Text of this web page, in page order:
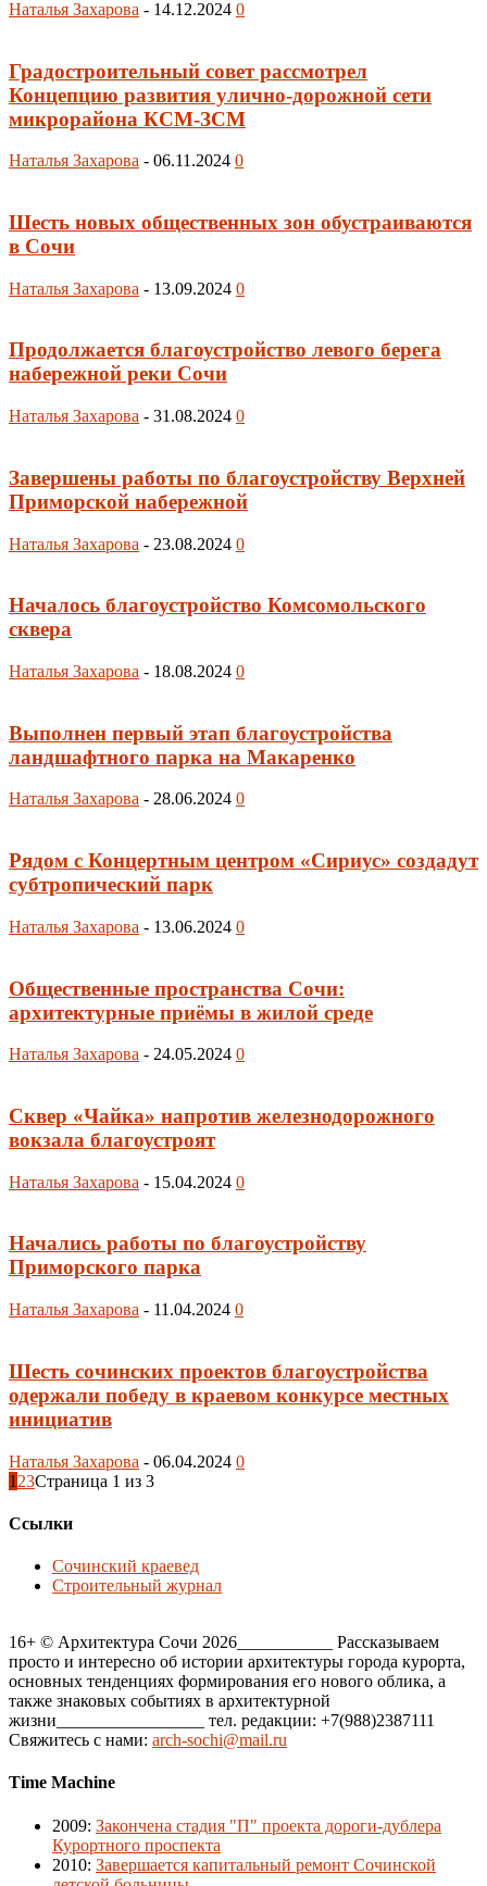
Наталья Захарова - 14.12.2024 0
Градостроительный совет рассмотрел
Концепцию развития улично-дорожной сети
микрорайона КСМ-ЗСМ
Наталья Захарова - 06.11.2024 0
Шесть новых общественных зон обустраиваются
в Сочи
Наталья Захарова - 13.09.2024 0
Продолжается благоустройство левого берега
набережной реки Сочи
Наталья Захарова - 31.08.2024 0
Завершены работы по благоустройству Верхней
Приморской набережной
Наталья Захарова - 23.08.2024 0
Началось благоустройство Комсомольского
сквера
Наталья Захарова - 18.08.2024 0
Выполнен первый этап благоустройства
ландшафтного парка на Макаренко
Наталья Захарова - 28.06.2024 0
Рядом с Концертным центром «Сириус» создадут
субтропический парк
Наталья Захарова - 13.06.2024 0
Общественные пространства Сочи:
архитектурные приёмы в жилой среде
Наталья Захарова - 24.05.2024 0
Сквер «Чайка» напротив железнодорожного
вокзала благоустроят
Наталья Захарова - 15.04.2024 0
Начались работы по благоустройству
Приморского парка
Наталья Захарова - 11.04.2024 0
Шесть сочинских проектов благоустройства
одержали победу в краевом конкурсе местных
инициатив
Наталья Захарова - 06.04.2024 0
1 23Страница 1 из 3
Ссылки
Сочинский краевед
Строительный журнал
16+ © Архитектура Сочи 2026___________ Рассказываем
просто и интересно об истории архитектуры города курорта,
основных тенденциях формирования его нового облика, а
также знаковых событиях в архитектурной
жизни_________________ тел. редакции: +7(988)2387111
Свяжитесь с нами: arch-sochi@mail.ru
Time Machine
2009: Закончена стадия "П" проекта дороги-дублера
Курортного проспекта
2010: Завершается капитальный ремонт Сочинской